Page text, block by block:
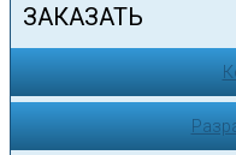
ЗАКАЗАТЬ